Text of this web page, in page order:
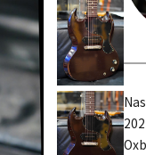
DTM オ
イン納